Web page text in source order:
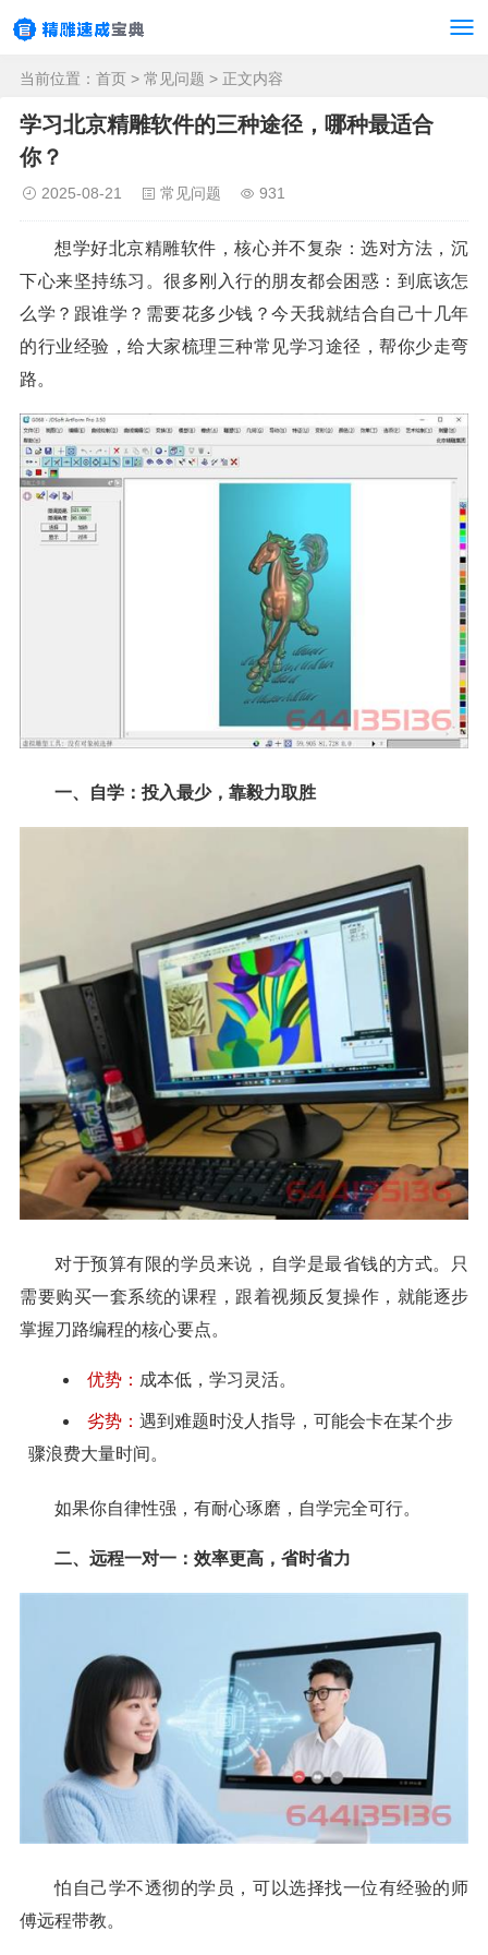
当前位置： 首页 > 常见问题 > 正文内容
学习北京精雕软件的三种途径，哪种最适合
你？
2025-08-21 常见问题 931
想学好北京精雕软件，核心并不复杂：选对方法，沉
下心来坚持练习。很多刚入行的朋友都会困惑：到底该怎
么学？跟谁学？需要花多少钱？今天我就结合自己十几年
的行业经验，给大家梳理三种常见学习途径，帮你少走弯
路。
一、自学：投入最少，靠毅力取胜
对于预算有限的学员来说，自学是最省钱的方式。只
需要购买一套系统的课程，跟着视频反复操作，就能逐步
掌握刀路编程的核心要点。
优势： 成本低，学习灵活。
劣势： 遇到难题时没人指导，可能会卡在某个步
骤浪费大量时间。
如果你自律性强，有耐心琢磨，自学完全可行。
二、远程一对一：效率更高，省时省力
怕自己学不透彻的学员，可以选择找一位有经验的师
傅远程带教。